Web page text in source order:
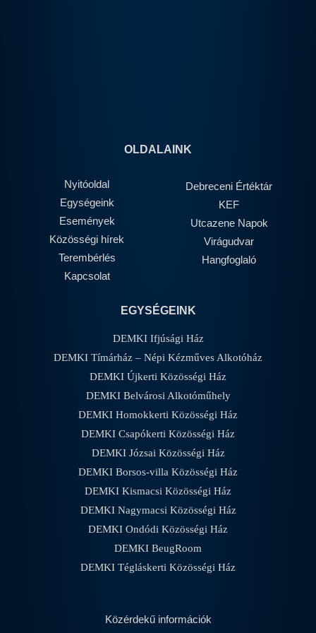
OLDALAINK
Nyitóoldal
Egységeink
Események
Közösségi hírek
Terembérlés
Kapcsolat
Debreceni Értéktár
KEF
Utcazene Napok
Virágudvar
Hangfoglaló
EGYSÉGEINK
DEMKI Ifjúsági Ház
DEMKI Tímárház – Népi Kézműves Alkotóház
DEMKI Újkerti Közösségi Ház
DEMKI Belvárosi Alkotóműhely
DEMKI Homokkerti Közösségi Ház
DEMKI Csapókerti Közösségi Ház
DEMKI Józsai Közösségi Ház
DEMKI Borsos-villa Közösségi Ház
DEMKI Kismacsi Közösségi Ház
DEMKI Nagymacsi Közösségi Ház
DEMKI Ondódi Közösségi Ház
DEMKI BeugRoom
DEMKI Tégláskerti Közösségi Ház
Közérdekű információk